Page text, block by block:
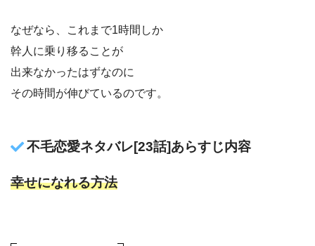
なぜなら、これまで1時間しか
幹人に乗り移ることが
出来なかったはずなのに
その時間が伸びているのです。
不毛恋愛ネタバレ[23話]あらすじ内容
幸せになれる方法